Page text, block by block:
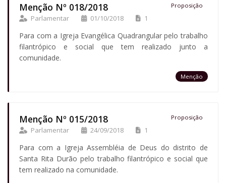
Menção Nº 018/2018 Proposição
Parlamentar 01/10/2018 1
Para com a Igreja Evangélica Quadrangular pelo trabalho
filantrópico e social que tem realizado junto a
comunidade.
Menção
Menção Nº 015/2018 Proposição
Parlamentar 24/09/2018 1
Para com a Igreja Assembléia de Deus do distrito de
Santa Rita Durão pelo trabalho filantrópico e social que
tem realizado na comunidade.